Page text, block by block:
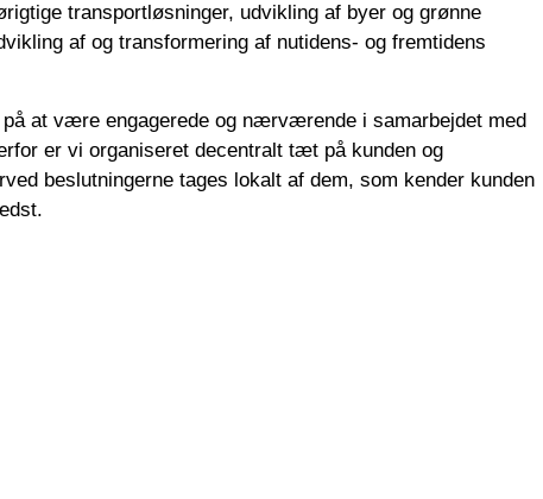
transportløsninger, udvikling af byer og grønne
af og transformering af nutidens- og fremtidens
at være engagerede og nærværende i samarbejdet med
er vi organiseret decentralt tæt på kunden og
beslutningerne tages lokalt af dem, som kender kunden